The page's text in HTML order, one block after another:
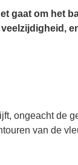
gaat om het
ongeacht de
van de